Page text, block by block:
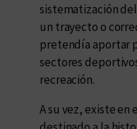
sistematización
un trayecto o
pretendía aportar
sectores
recreación.
A su vez, existe en